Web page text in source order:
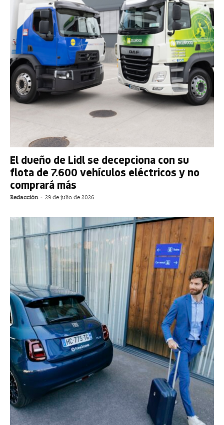
El dueño de Lidl se decepciona con su
flota de 7.600 vehículos eléctricos y no
comprará más
Redacción - 29 de julio de 2026